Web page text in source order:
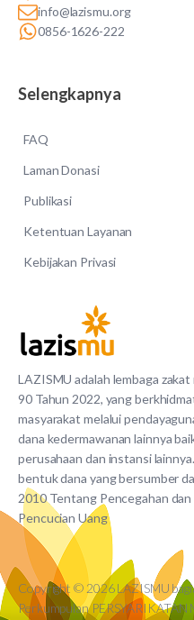
LAZISMU adalah lembaga
90 Tahun 2022, yang
masyarakat melalui
dana kedermawanan lainnya
perusahaan dan instansi
bentuk dana yang bersumber
2010 Tentang Pencegahan
Pencucian Uang
info@lazismu.org
0856-1626-222
Selengkapnya
FAQ
Laman Donasi
Publikasi
Ketentuan Layanan
Kebijakan Privasi
Copyright © 2026 LAZISMU
Perkumpulan